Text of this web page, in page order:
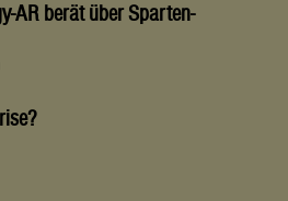
AR berät über Sparten-